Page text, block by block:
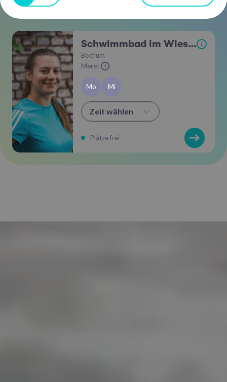
Schwimmbad im Wiesental i
Bochum
Meret
i
Mo Mi
Zeit wählen
Plätze frei